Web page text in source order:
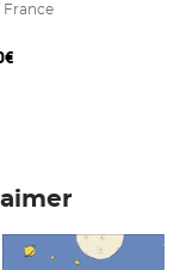
panier
France